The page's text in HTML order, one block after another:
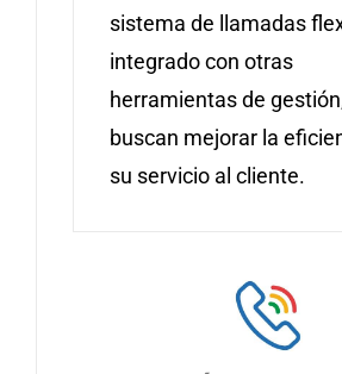
sistema de llamadas
integrado con otras
herramientas de
buscan mejorar la
su servicio al cliente.